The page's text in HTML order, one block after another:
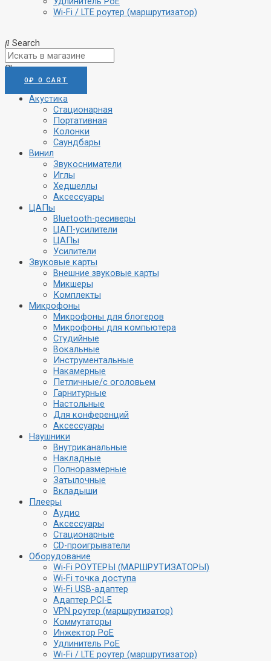
Wi-Fi / LTE роутер (маршрутизатор)
Search
Close
0₽ 0 CART
Акустика
Стационарная
Портативная
Колонки
Саундбары
Винил
Звукосниматели
Иглы
Хедшеллы
Аксессуары
ЦАПы
Bluetooth-ресиверы
ЦАП-усилители
ЦАПы
Усилители
Звуковые карты
Внешние звуковые карты
Микшеры
Комплекты
Микрофоны
Микрофоны для блогеров
Микрофоны для компьютера
Студийные
Вокальные
Инструментальные
Накамерные
Петличные/с оголовьем
Гарнитурные
Настольные
Для конференций
Аксессуары
Наушники
Внутриканальные
Накладные
Полноразмерные
Затылочные
Вкладыши
Плееры
Аудио
Аксессуары
Стационарные
CD-проигрыватели
Оборудование
Wi-Fi РОУТЕРЫ (МАРШРУТИЗАТОРЫ)
Wi-Fi точка доступа
Wi-Fi USB-адаптер
Адаптер PCI-E
VPN роутер (маршрутизатор)
Коммутаторы
Инжектор PoE
Удлинитель PoE
Wi-Fi / LTE роутер (маршрутизатор)